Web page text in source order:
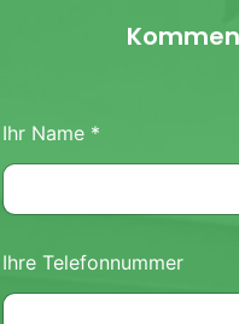
Ihr Name *
Ihre Telefonnummer